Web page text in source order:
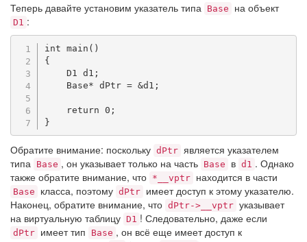
Теперь давайте установим указатель типа Base на объект
D1 :
int main ( )
{
    D1 d1
;
    Base
* dPtr = &d1 ;
return 0 ;
}
Обратите внимание: поскольку dPtr является указателем
типа Base , он указывает только на часть Base в d1 . Однако
также обратите внимание, что *__vptr находится в части
Base класса, поэтому dPtr имеет доступ к этому указателю.
Наконец, обратите внимание, что dPtr->__vptr указывает
на виртуальную таблицу D1 ! Следовательно, даже если
dPtr имеет тип Base , он всё еще имеет доступ к